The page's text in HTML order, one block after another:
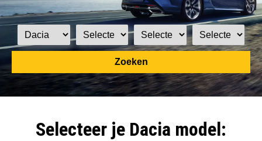
Zoeken
Selecteer je Dacia model: